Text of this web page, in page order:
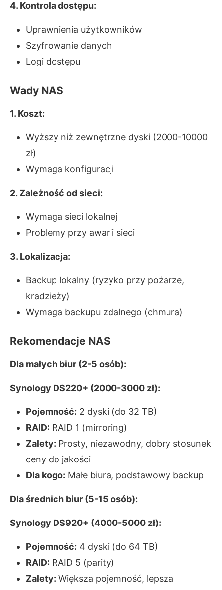
4. Kontrola dostępu:
Uprawnienia użytkowników
Szyfrowanie danych
Logi dostępu
Wady NAS
1. Koszt:
Wyższy niż zewnętrzne dyski (2000-10000
zł)
Wymaga konfiguracji
2. Zależność od sieci:
Wymaga sieci lokalnej
Problemy przy awarii sieci
3. Lokalizacja:
Backup lokalny (ryzyko przy pożarze,
kradzieży)
Wymaga backupu zdalnego (chmura)
Rekomendacje NAS
Dla małych biur (2-5 osób):
Synology DS220+ (2000-3000 zł):
Pojemność: 2 dyski (do 32 TB)
RAID: RAID 1 (mirroring)
Zalety: Prosty, niezawodny, dobry stosunek
ceny do jakości
Dla kogo: Małe biura, podstawowy backup
Dla średnich biur (5-15 osób):
Synology DS920+ (4000-5000 zł):
Pojemność: 4 dyski (do 64 TB)
RAID: RAID 5 (parity)
Zalety: Większa pojemność, lepsza